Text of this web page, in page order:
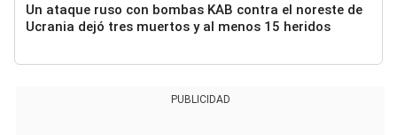
Un ataque ruso con bombas KAB contra el noreste de
Ucrania dejó tres muertos y al menos 15 heridos
PUBLICIDAD